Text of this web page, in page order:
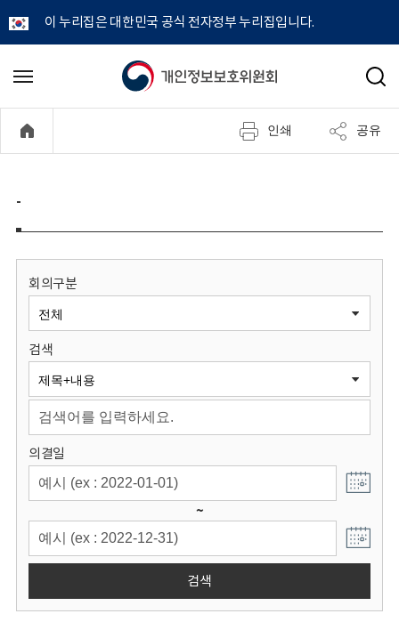
이 누리집은 대한민국 공식 전자정부 누리집입니다.
개
정
보
원
회
메
기
검
인쇄 공유
-
회의구분
검색
의결일
~
검색